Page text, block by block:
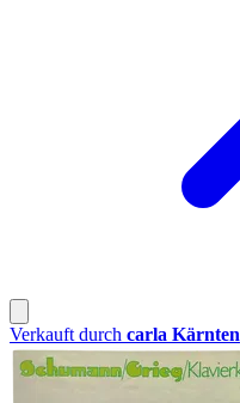
Verkauft durch carla Kärnten